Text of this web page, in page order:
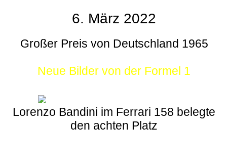
6. März 2022
Großer Preis von Deutschland 1965
Neue Bilder von der Formel 1
Lorenzo Bandini im Ferrari 158 belegte
den achten Platz